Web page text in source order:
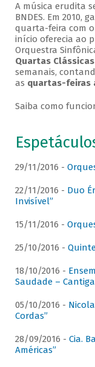
A música erudita
BNDES. Em 2010,
quarta-feira com
início oferecia ao
Orquestra
Quartas Clássicas
semanais,
as quartas-feiras
Saiba como
29/11/2016 -
22/11/2016 - Duo
Invisível”
15/11/2016 -
25/10/2016 -
18/10/2016 -
Saudade –
05/10/2016 -
Cordas”
28/09/2016 - Cia.
Américas”